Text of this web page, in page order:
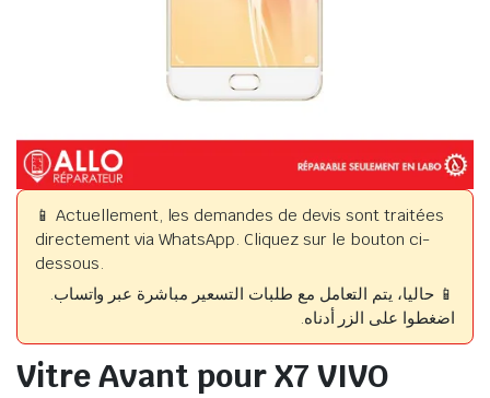
📱 Actuellement, les demandes de devis sont traitées
directement via WhatsApp. Cliquez sur le bouton ci-
dessous.
📱 حاليا، يتم التعامل مع طلبات التسعير مباشرة عبر واتساب.
اضغطوا على الزر أدناه.
Vitre Avant pour X7 VIVO